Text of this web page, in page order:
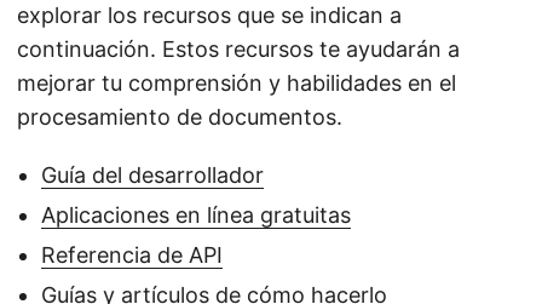
explorar los recursos que se indican a
continuación. Estos recursos te ayudarán a
mejorar tu comprensión y habilidades en el
procesamiento de documentos.
Guía del desarrollador
Aplicaciones en línea gratuitas
Referencia de API
Guías y artículos de cómo hacerlo